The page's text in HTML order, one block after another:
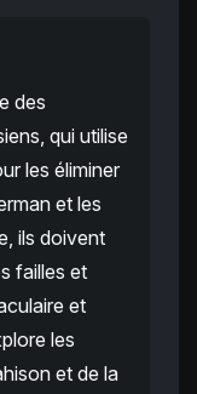
des
qui utilise
les éliminer
et les
ils doivent
failles et
et
les
et de la